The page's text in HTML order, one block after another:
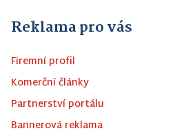
Reklama pro vás
Firemní profil
Komerční články
Partnerství portálu
Bannerová reklama